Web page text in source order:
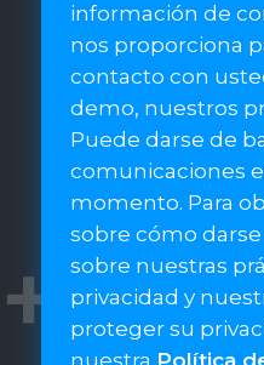
información de
nos proporciona
contacto con
demo, nuestros
Puede darse de
comunicaciones
momento. Para
sobre cómo
sobre nuestras
privacidad y
proteger su